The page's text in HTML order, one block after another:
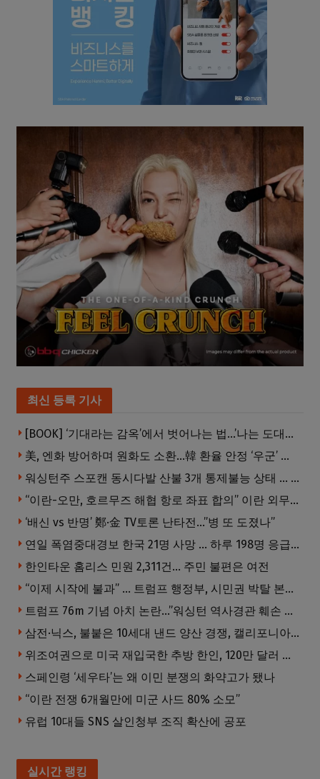
최신 등록 기사
[BOOK] ‘기대라는 감옥’에서 벗어나는 법…’나는 도대체 왜 눈치를 볼까’
美, 엔화 방어하며 원화도 소환…韓 환율 안정 ‘우군’ 되나
워싱턴주 스포캔 동시다발 산불 3개 통제불능 상태 … 이재민 수십만명
“이란-오만, 호르무즈 해협 항로 좌표 합의” 이란 외무부 발표
‘배신 vs 반명’ 鄭·金 TV토론 난타전…”병 또 도졌나”
연일 폭염중대경보 한국 21명 사망 … 하루 198명 응급실행
한인타운 홈리스 민원 2,311건… 주민 불편은 여전
“이제 시작에 불과” … 트럼프 행정부, 시민권 박탈 본격화
트럼프 76m 기념 아치 논란…”워싱턴 역사경관 훼손 우려”
삼전·닉스, 불붙은 10세대 낸드 양산 경쟁, 캘리포니아서 공개
위조여권으로 미국 재입국한 추방 한인, 120만 달러 은행 사기 행각
스페인령 ‘세우타’는 왜 이민 분쟁의 화약고가 됐나
“이란 전쟁 6개월만에 미군 사드 80% 소모”
유럽 10대들 SNS 살인청부 조직 확산에 공포
실시간 랭킹